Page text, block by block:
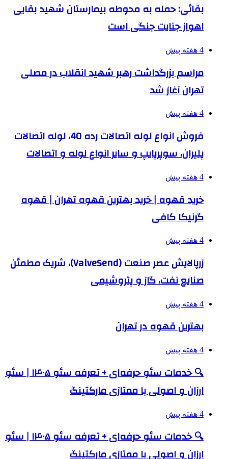
بقائی: حمله به محوطه بیمارستان شهید بقایی
اهواز جنایت جنگی است
4 هفته پیش
مراسم بزرگداشت رهبر شهید انقلاب در مصلی
تهران آغاز شد
4 هفته پیش
فروش انواع لوله اتصالات رده 40، لوله اتصالات
پلیران، سوپرپایپ و سایر انواع لوله و اتصالات
4 هفته پیش
خرید قهوه | خرید بهترین قهوه تهران | قهوه
گرنیکا کافی
4 هفته پیش
زرپالایش عصر صنعت (ValveSend)، شریک مطمئن
صنایع نفت، گاز و پتروشیمی
4 هفته پیش
بهترین قهوه در تهران
4 هفته پیش
🔍 خدمات سئو حرفه‌ای + تعرفه سئو ۱۴۰۵ | سئو
ارزان و اصولی با ممتازی مارکتینگ
4 هفته پیش
🔍 خدمات سئو حرفه‌ای + تعرفه سئو ۱۴۰۵ | سئو
ارزان و اصولی با ممتازی مارکتینگ